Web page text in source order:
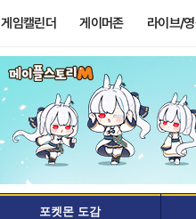
게임캘린더 게이머존 라이브/
포켓몬 도감